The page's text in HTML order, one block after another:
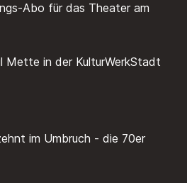
Abo für das Theater am
Mette in der KulturWerkStadt
im Umbruch - die 70er